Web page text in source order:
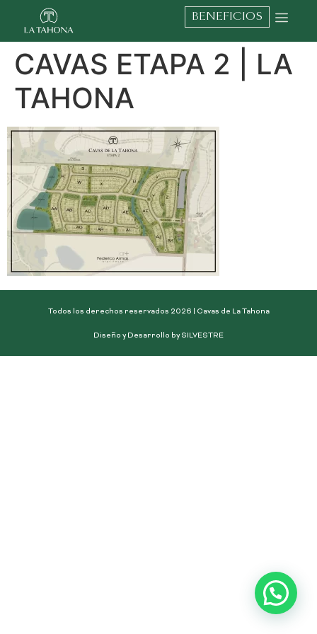
BENEFICIOS
CAVAS ETAPA 2 | LA
TAHONA
Todos los derechos reservados 2026 | Cavas de La Tahona
Diseño y Desarrollo by SILVESTRE